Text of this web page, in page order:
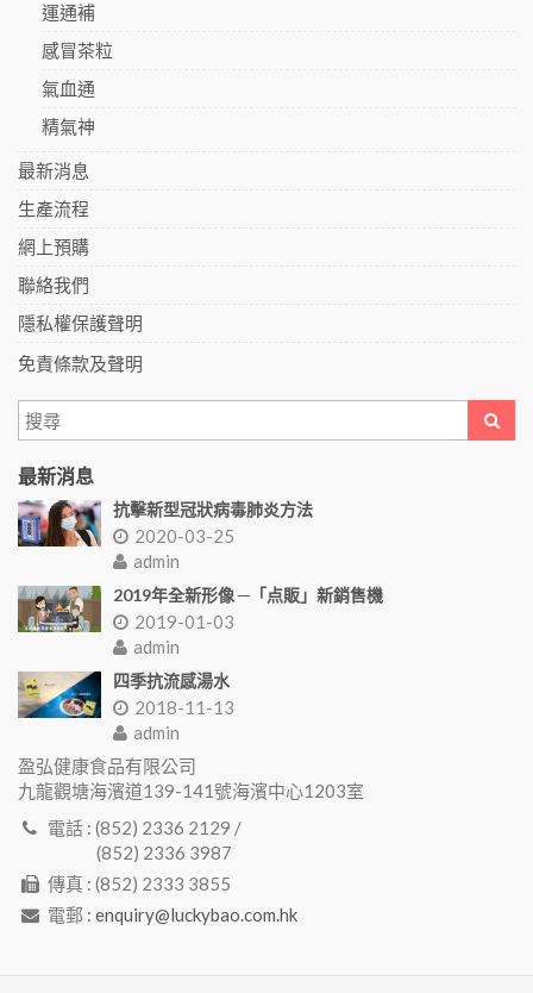
運通補
感冒茶粒
氣血通
精氣神
最新消息
生產流程
網上預購
聯絡我們
隱私權保護聲明
免責條款及聲明
最新消息
抗擊新型冠狀病毒肺炎方法
2020-03-25
admin
2019年全新形像 ─「点販」新銷售機
2019-01-03
admin
四季抗流感湯水
2018-11-13
admin
盈弘健康食品有限公司
九龍觀塘海濱道139-141號海濱中心1203室
電話 : (852) 2336 2129 /
(852) 2336 3987
傳真 : (852) 2333 3855
電郵 : enquiry@luckybao.com.hk